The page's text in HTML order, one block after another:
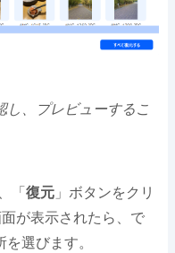
、プレビューするこ
「復元 」ボタンをクリ
が表示されたら、で
選びます。